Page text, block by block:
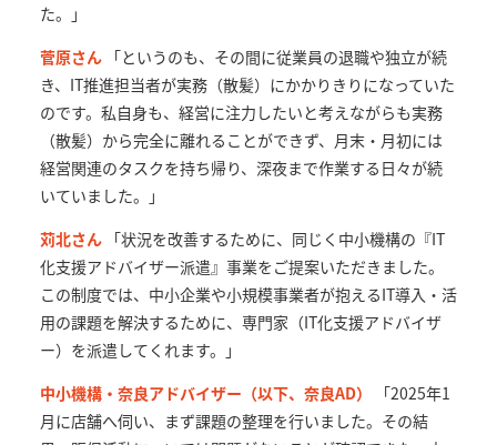
た。」
菅原さん 「というのも、その間に従業員の退職や独立が続
き、IT推進担当者が実務（散髪）にかかりきりになっていた
のです。私自身も、経営に注力したいと考えながらも実務
（散髪）から完全に離れることができず、月末・月初には
経営関連のタスクを持ち帰り、深夜まで作業する日々が続
いていました。」
苅北さん 「状況を改善するために、同じく中小機構の『IT
化支援アドバイザー派遣』事業をご提案いただきました。
この制度では、中小企業や小規模事業者が抱えるIT導入・活
用の課題を解決するために、専門家（IT化支援アドバイザ
ー）を派遣してくれます。」
中小機構・奈良アドバイザー（以下、奈良AD）
「2025年1
月に店舗へ伺い、まず課題の整理を行いました。その結